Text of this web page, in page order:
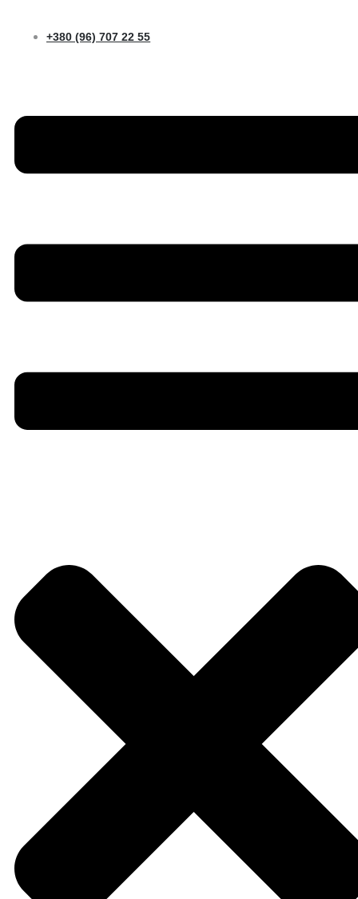
+380 (96) 707 22 55